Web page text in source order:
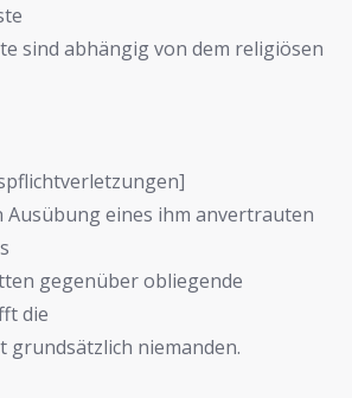
sind abhängig von dem religiösen
Ausübung eines ihm anvertrauten
gegenüber obliegende
die
niemanden.